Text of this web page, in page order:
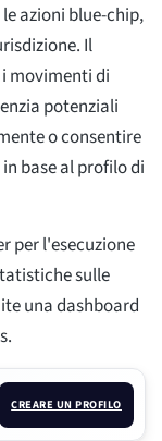
azioni blue-chip,
Il
movimenti di
potenziali
o consentire
base al profilo di
per l'esecuzione
sulle
una dashboard
CREARE UN PROFILO